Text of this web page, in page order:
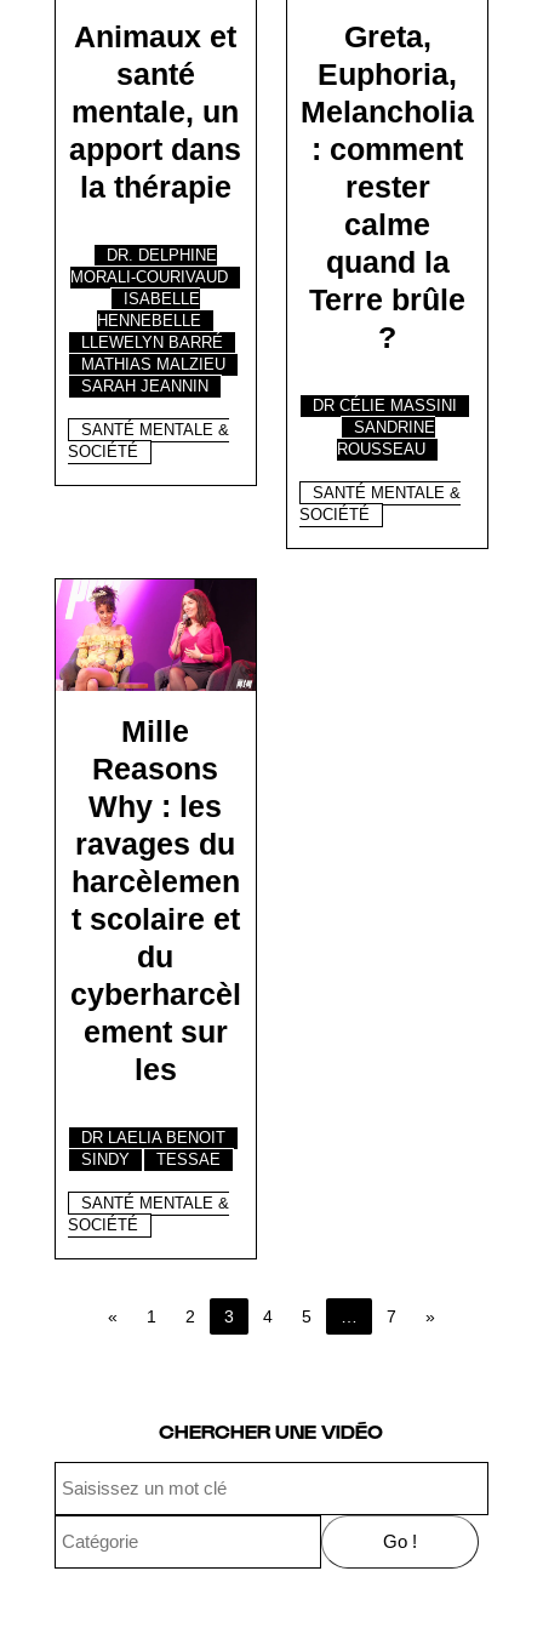
Animaux et
santé
mentale, un
apport dans
la thérapie
DR. DELPHINE
MORALI-COURIVAUD
ISABELLE
HENNEBELLE
LLEWELYN BARRÉ
MATHIAS MALZIEU
SARAH JEANNIN
SANTÉ MENTALE &
SOCIÉTÉ
Greta,
Euphoria,
Melancholia
: comment
rester
calme
quand la
Terre brûle
?
DR CÉLIE MASSINI
SANDRINE
ROUSSEAU
SANTÉ MENTALE &
SOCIÉTÉ
Mille
Reasons
Why : les
ravages du
harcèlemen
t scolaire et
du
cyberharcèl
ement sur
les
DR LAELIA BENOIT
SINDY
TESSAE
SANTÉ MENTALE &
SOCIÉTÉ
« 1 2 3 4 5 … 7 »
CHERCHER UNE VIDÉO